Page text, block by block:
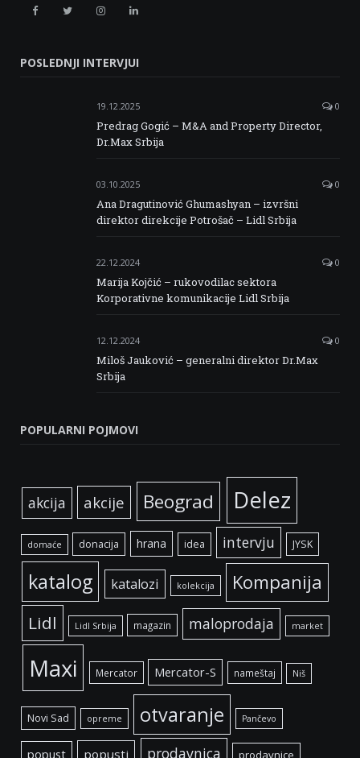
Retail
Facebook
Retail
Twitter
Retail
Instagram
Retail
Linkedin
POSLEDNJI INTERVJUI
19.12.2025 0
Predrag Gogić – M&A and Property Director,
Dr.Max Srbija
03.10.2025 0
Ana Dragutinović Ghumashyan – izvršni
direktor direkcije Potrošač – Lidl Srbija
22.12.2024 0
Marija Kojčić – rukovodilac sektora
Korporativne komunikacije Lidl Srbija
12.12.2024 0
Miloš Jauković – generalni direktor Dr.Max
Srbija
POPULARNI POJMOVI
akcija akcije Beograd Delez
domaće donacija hrana idea intervju JYSK
katalog katalozi kolekcija Kompanija
Lidl Lidl Srbija magazin maloprodaja market
Maxi Mercator Mercator-S nameštaj Niš
Novi Sad opreme otvaranje Pančevo
popust popusti prodavnica prodavnice